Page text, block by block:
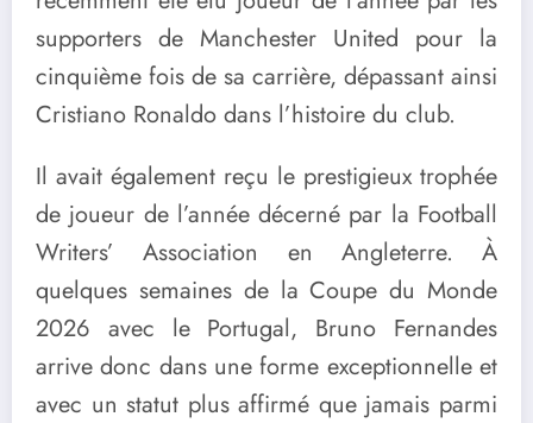
supporters de Manchester United pour la
cinquième fois de sa carrière, dépassant ainsi
Cristiano Ronaldo dans l’histoire du club.
Il avait également reçu le prestigieux trophée
de joueur de l’année décerné par la Football
Writers’ Association en Angleterre. À
quelques semaines de la Coupe du Monde
2026 avec le Portugal, Bruno Fernandes
arrive donc dans une forme exceptionnelle et
avec un statut plus affirmé que jamais parmi